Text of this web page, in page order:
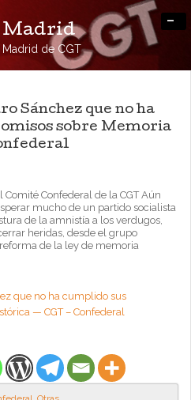
Madrid
de CGT
-
Sánchez que no ha
sobre Memoria
Confederal de la CGT Aún
mucho de un partido socialista
de la amnistía a los verdugos,
heridas, desde el grupo
de la ley de memoria
que no ha cumplido sus
— CGT – Confederal